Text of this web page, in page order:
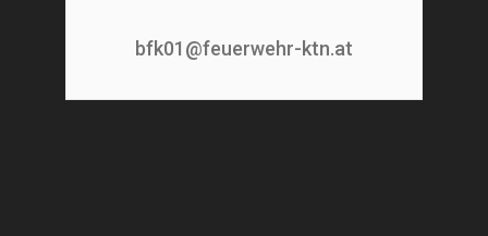
bfk01@feuerwehr-ktn.at